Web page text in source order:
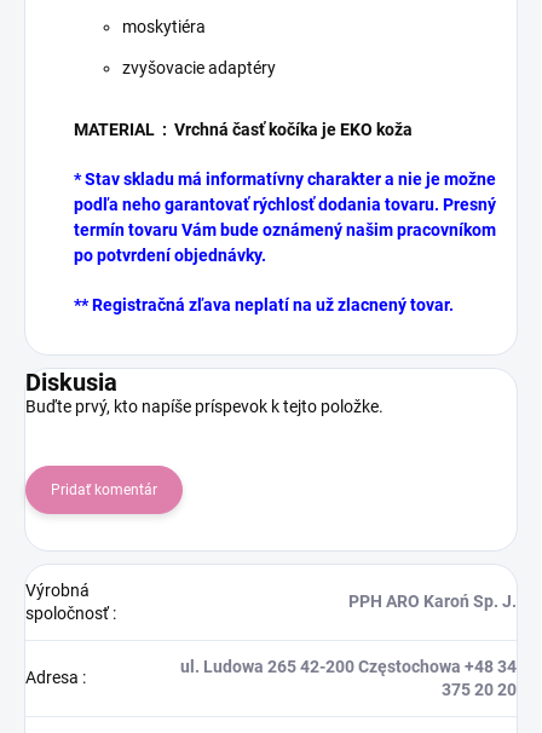
moskytiéra
zvyšovacie adaptéry
MATERIAL : Vrchná časť kočíka je EKO koža
* Stav skladu má informatívny charakter a nie je možne
podľa neho garantovať rýchlosť dodania tovaru. Presný
termín tovaru Vám bude oznámený našim pracovníkom
po potvrdení objednávky.
** Registračná zľava neplatí na už zlacnený tovar.
Diskusia
Buďte prvý, kto napíše príspevok k tejto položke.
Pridať komentár
Výrobná
spoločnosť:
PPH ARO Karoń Sp. J.
Adresa :
ul. Ludowa 265 42-200 Częstochowa +48 34
375 20 20